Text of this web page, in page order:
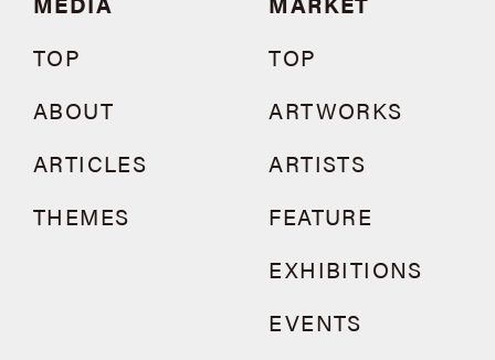
TOP
ABOUT
ARTICLES
THEMES
TOP
ARTWORKS
ARTISTS
FEATURE
EXHIBITIONS
EVENTS